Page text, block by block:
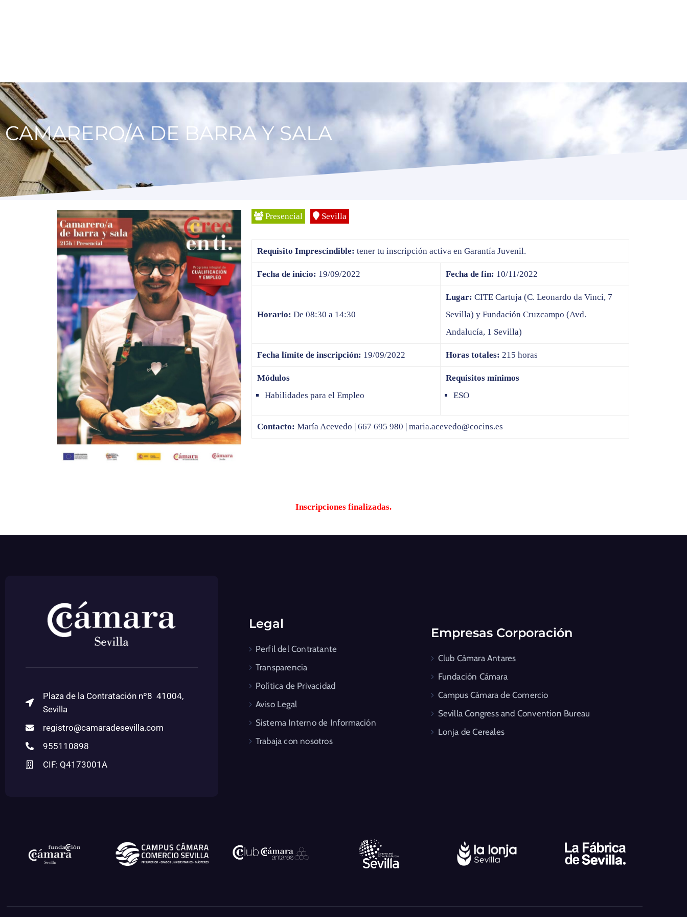
CAMARERO/A DE BARRA Y SALA
Presencial Sevilla
Requisito Imprescindible: tener tu inscripción activa en Garantía Juvenil.
Fecha de inicio: 19/09/2022 Fecha de fin: 10/11/2022
Horario: De 08:30 a 14:30
Lugar: CITE Cartuja (C. Leonardo da Vinci, 7
Sevilla) y Fundación Cruzcampo (Avd.
Andalucía, 1 Sevilla)
Fecha límite de inscripción: 19/09/2022 Horas totales: 215 horas
Módulos
Habilidades para el Empleo
Requisitos mínimos
ESO
Contacto: María Acevedo | 667 695 980 | maria.acevedo@cocins.es
Inscripciones finalizadas.
Plaza de la Contratación nº8 41004,
Sevilla
registro@camaradesevilla.com
955110898
CIF: Q4173001A
Legal
Perfil del Contratante
Transparencia
Política de Privacidad
Aviso Legal
Sistema Interno de Información
Trabaja con nosotros
Empresas Corporación
Club Cámara Antares
Fundación Cámara
Campus Cámara de Comercio
Sevilla Congress and Convention Bureau
Lonja de Cereales